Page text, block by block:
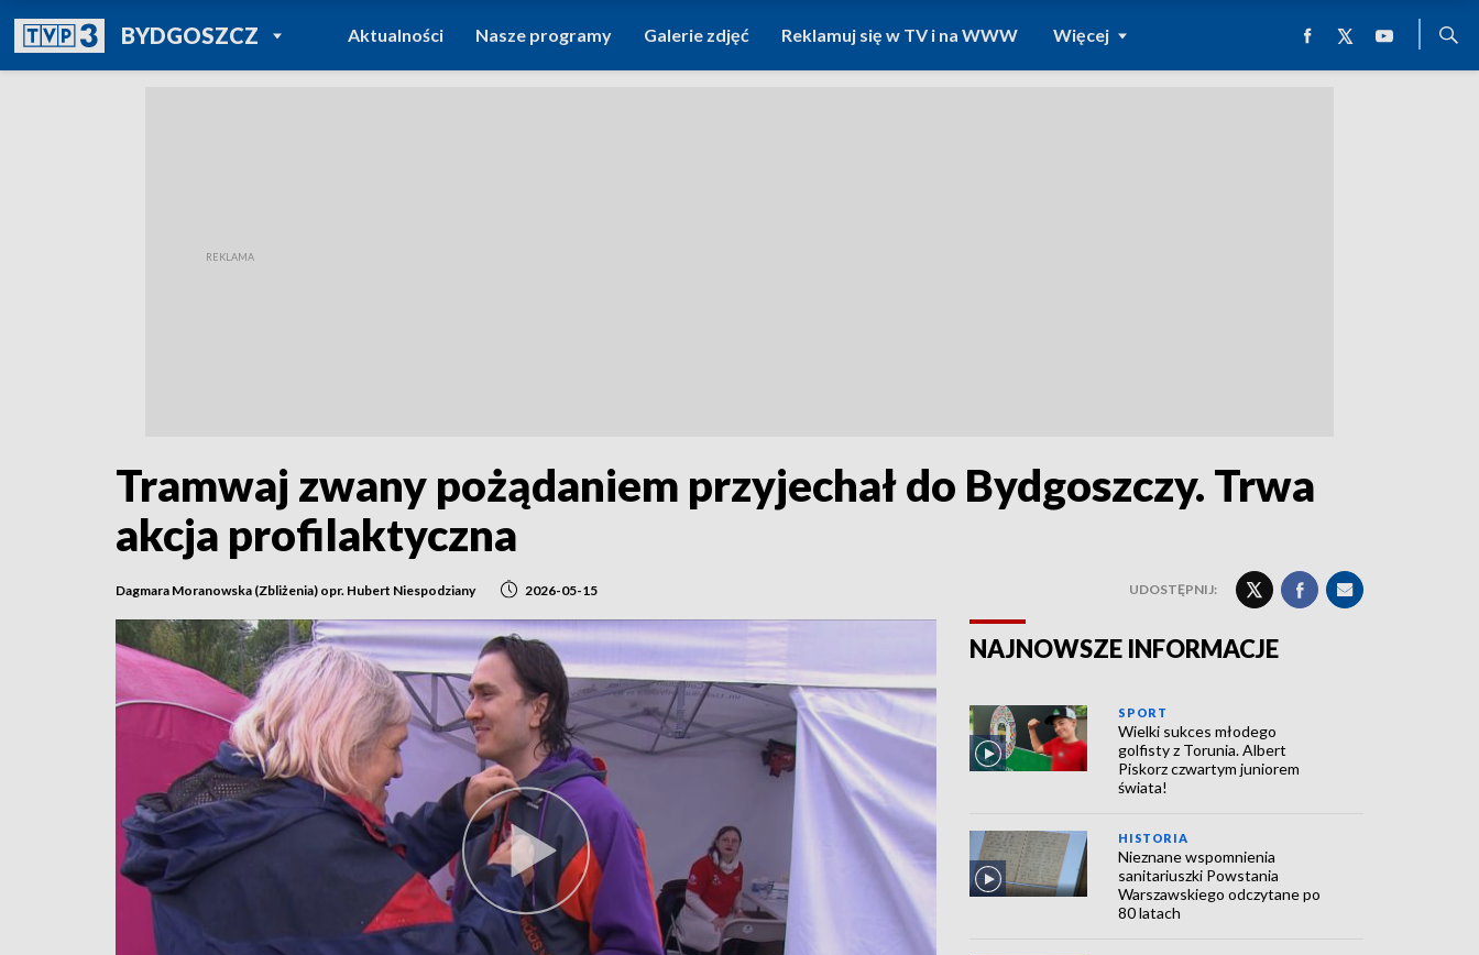
BYDGOSZCZPOWRÓT DO
TVP REGIONY
Aktualności Nasze programy Galerie zdjęć Reklamuj się w TV i na WWW Więcej
Tramwaj zwany pożądaniem przyjechał do Bydgoszczy. Trwa
akcja profilaktyczna
Dagmara Moranowska (Zbliżenia) opr. Hubert Niespodziany 2026-05-15 UDOSTĘPNIJ:
NAJNOWSZE INFORMACJE
SPORT
Wielki sukces młodego
golfisty z Torunia. Albert
Piskorz czwartym juniorem
świata!
HISTORIA
Nieznane wspomnienia
sanitariuszki Powstania
Warszawskiego odczytane po
80 latach